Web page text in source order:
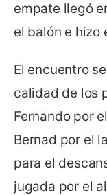
empate llegó
el balón e hizo
El encuentro
calidad de los
Fernando por
Bernad por el
para el
jugada por el